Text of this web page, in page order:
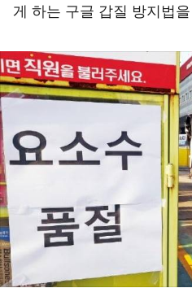
게 하는 구글 갑질 방지법